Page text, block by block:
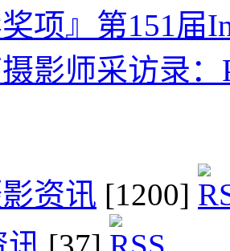
奖项』第151届
影师采访录：
资讯 [1200]